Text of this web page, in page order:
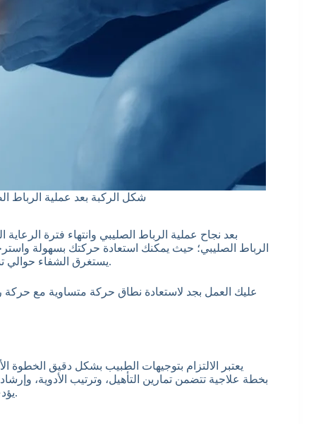
شكل الركبة بعد عملية الرباط
بعد نجاح عملية الرباط الصليبي وانتهاء فترة
الرباط الصليبي؛ حيث يمكنك استعادة حركتك بسهولة
يستغرق الشفاء حوالي تسعة أشهر، وقد تمتد هذه الفترة لأكثر من عام بالنسبة للرياضيين.
عليك العمل بجد لاستعادة نطاق حركة متساوية مع حركة
يعتبر الالتزام بتوجيهات الطبيب بشكل دقيق الخطوة
بخطة علاجية تتضمن تمارين التأهيل، وترتيب الأدوية،
يؤدي إلى حدوث عرج بعد عملية الرباط الصليبي أو تأخير في الشفاء.